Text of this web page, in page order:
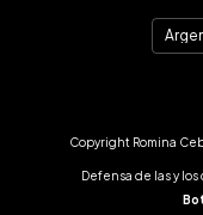
Copyright Romina
Defensa de las y